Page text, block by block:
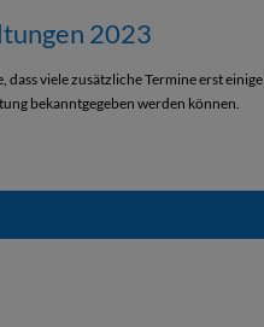
2023
dass viele zusätzliche Termine erst
bekanntgegeben werden können.